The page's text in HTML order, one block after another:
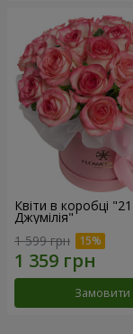
Квіти в коробці
Джумілія"
1 599 грн
Замовити